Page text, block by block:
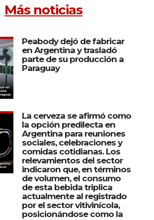
Más noticias
Peabody dejó de fabricar
en Argentina y trasladó
parte de su producción a
Paraguay
La cerveza se afirmó como
la opción predilecta en
Argentina para reuniones
sociales, celebraciones y
comidas cotidianas. Los
relevamientos del sector
indicaron que, en términos
de volumen, el consumo
de esta bebida triplica
actualmente al registrado
por el sector vitivinícola,
posicionándose como la